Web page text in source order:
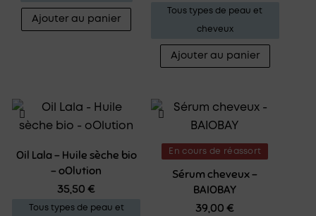
Ajouter au panier
Tous types de peau et
cheveux
Ajouter au panier
Oil Lala – Huile sèche bio
– oOlution
35,50€
Tous types de peau et
En cours de réassort
Sérum cheveux –
BAIOBAY
39,00€